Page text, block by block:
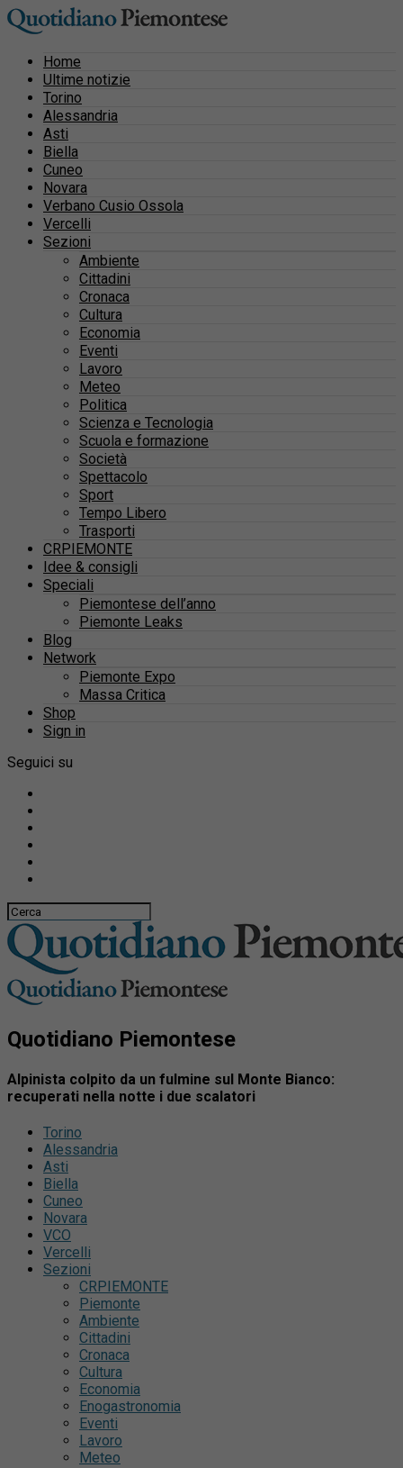
Home
Ultime notizie
Torino
Alessandria
Asti
Biella
Cuneo
Novara
Verbano Cusio Ossola
Vercelli
Sezioni
Ambiente
Cittadini
Cronaca
Cultura
Economia
Eventi
Lavoro
Meteo
Politica
Scienza e Tecnologia
Scuola e formazione
Società
Spettacolo
Sport
Tempo Libero
Trasporti
CRPIEMONTE
Idee & consigli
Speciali
Piemontese dell’anno
Piemonte Leaks
Blog
Network
Piemonte Expo
Massa Critica
Shop
Sign in
Seguici su
Quotidiano Piemontese
Alpinista colpito da un fulmine sul Monte Bianco:
recuperati nella notte i due scalatori
Torino
Alessandria
Asti
Biella
Cuneo
Novara
VCO
Vercelli
Sezioni
CRPIEMONTE
Piemonte
Ambiente
Cittadini
Cronaca
Cultura
Economia
Enogastronomia
Eventi
Lavoro
Meteo